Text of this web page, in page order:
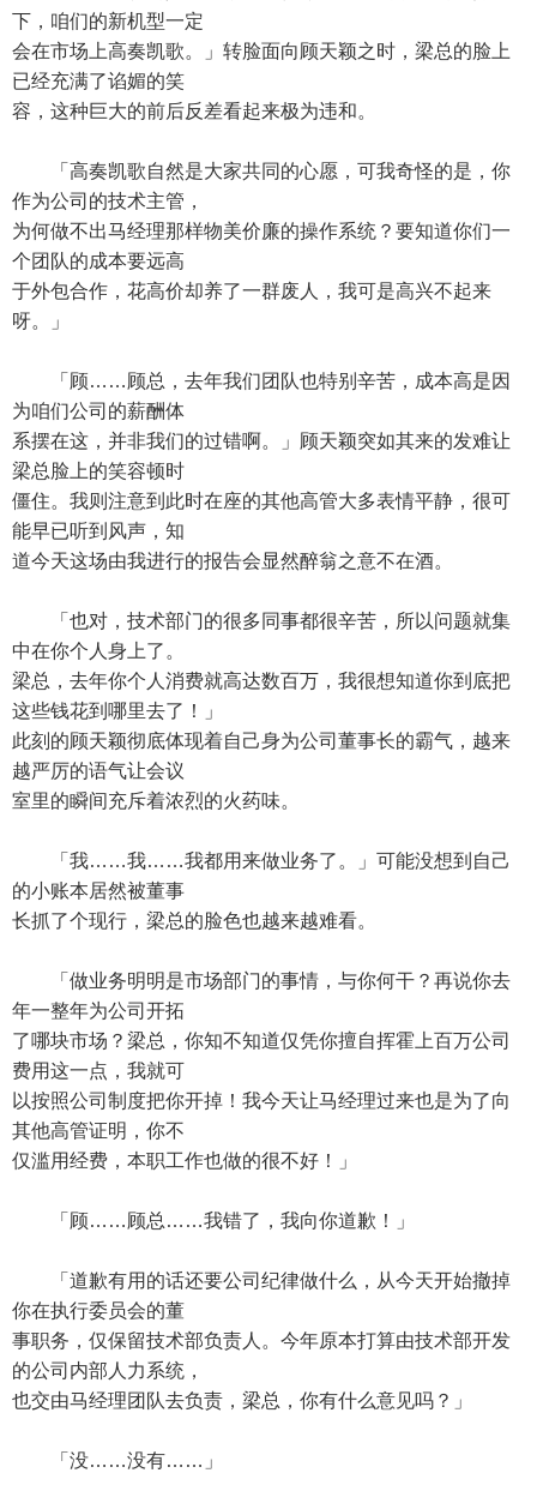
下，咱们的新机型一定
会在市场上高奏凯歌。」转脸面向顾天颖之时，梁总的脸上
已经充满了谄媚的笑
容，这种巨大的前后反差看起来极为违和。
「高奏凯歌自然是大家共同的心愿，可我奇怪的是，你
作为公司的技术主管，
为何做不出马经理那样物美价廉的操作系统？要知道你们一
个团队的成本要远高
于外包合作，花高价却养了一群废人，我可是高兴不起来
呀。」
「顾……顾总，去年我们团队也特别辛苦，成本高是因
为咱们公司的薪酬体
系摆在这，并非我们的过错啊。」顾天颖突如其来的发难让
梁总脸上的笑容顿时
僵住。我则注意到此时在座的其他高管大多表情平静，很可
能早已听到风声，知
道今天这场由我进行的报告会显然醉翁之意不在酒。
「也对，技术部门的很多同事都很辛苦，所以问题就集
中在你个人身上了。
梁总，去年你个人消费就高达数百万，我很想知道你到底把
这些钱花到哪里去了！」
此刻的顾天颖彻底体现着自己身为公司董事长的霸气，越来
越严厉的语气让会议
室里的瞬间充斥着浓烈的火药味。
「我……我……我都用来做业务了。」可能没想到自己
的小账本居然被董事
长抓了个现行，梁总的脸色也越来越难看。
「做业务明明是市场部门的事情，与你何干？再说你去
年一整年为公司开拓
了哪块市场？梁总，你知不知道仅凭你擅自挥霍上百万公司
费用这一点，我就可
以按照公司制度把你开掉！我今天让马经理过来也是为了向
其他高管证明，你不
仅滥用经费，本职工作也做的很不好！」
「顾……顾总……我错了，我向你道歉！」
「道歉有用的话还要公司纪律做什么，从今天开始撤掉
你在执行委员会的董
事职务，仅保留技术部负责人。今年原本打算由技术部开发
的公司内部人力系统，
也交由马经理团队去负责，梁总，你有什么意见吗？」
「没……没有……」